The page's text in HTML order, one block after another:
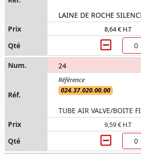
LAINE DE ROCHE
8,64 € H.T
24
024.37.020.00.00
TUBE AIR VALVE/BOITE
9,59 € H.T